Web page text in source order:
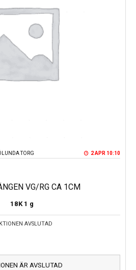
TORG 2 APR 10:10
VG/RG CA 1CM
18K 1 g
AVSLUTAD
ÄR AVSLUTAD